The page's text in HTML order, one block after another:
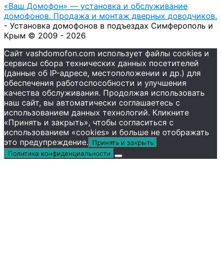
«Ваш Домофон» — установка и обслуживание
домофонов. Продажа и монтаж дверных доводчиков.
- Установка домофонов в подъездах Симферополь и
Крым © 2009 - 2026
Сайт vashdomofon.com использует файлы cookies и
сервисы сбора технических данных посетителей
(данные об IP-адресе, местоположении и др.) для
обеспечения работоспособности и улучшения
качества обслуживания. Продолжая использовать
наш сайт, вы автоматически соглашаетесь с
использованием данных технологий. Кликните
«Принять и закрыть», чтобы согласиться с
использованием «cookies» и больше не отображать
это предупреждение.
Принять и закрыть
Политика конфиденциальности